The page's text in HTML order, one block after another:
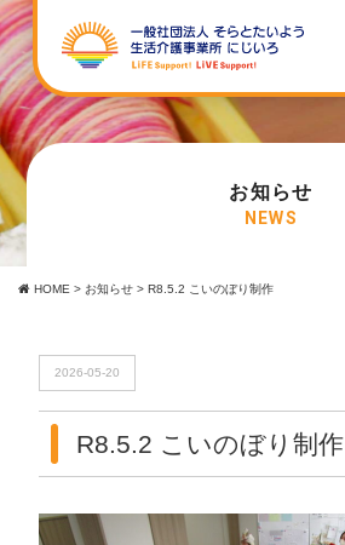
お知らせ
NEWS
HOME > お知らせ > R8.5.2 こいのぼり制作
2026-05-20
R8.5.2 こいのぼり制作